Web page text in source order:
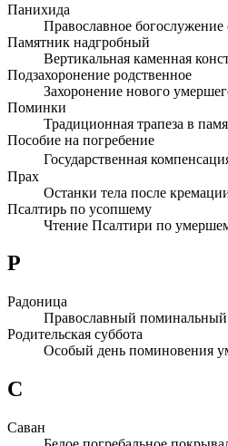
Панихида
Православное
Памятник надгробный
Вертикальная каменная
Подзахоронение родственное
Захоронение нового
Поминки
Традиционная трапеза в
Пособие на погребение
Государственная
Прах
Останки тела после
Псалтирь по усопшему
Чтение Псалтири по
Р
Радоница
Православный
Родительская суббота
Особый день поминовения
С
Саван